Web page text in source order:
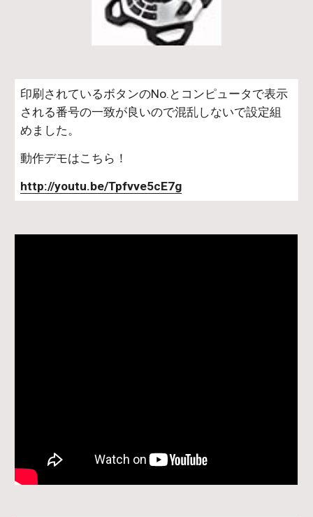
印刷されているボタンのNo.とコンピュータで表示
される番号の一致が良いので混乱しないで設定組
めました。
動作デモはこちら！
http://youtu.be/Tpfvve5cE7g